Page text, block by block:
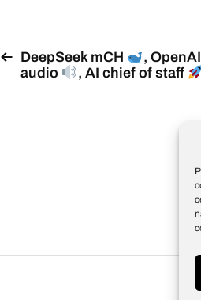
DeepSeek mCH
, OpenAI
audio
, AI chief of staff